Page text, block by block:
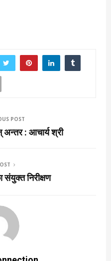
POST
अन्तर : आचार्य श्री
संयुक्त निरीक्षण